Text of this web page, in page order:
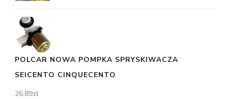
POLCAR NOWA POMPKA SPRYSKIWACZA
SEICENTO CINQUECENTO
26,89zł